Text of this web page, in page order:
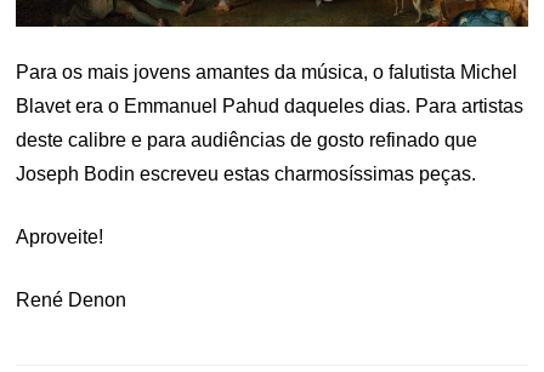
Para os mais jovens amantes da música, o falutista Michel
Blavet era o Emmanuel Pahud daqueles dias. Para artistas
deste calibre e para audiências de gosto refinado que
Joseph Bodin escreveu estas charmosíssimas peças.
Aproveite!
René Denon